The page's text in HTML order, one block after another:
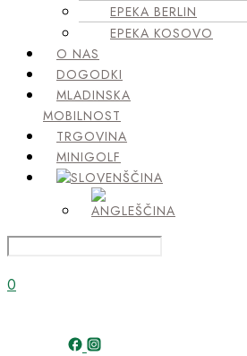
EPEKA BERLIN
EPEKA KOSOVO
O NAS
DOGODKI
MLADINSKA
MOBILNOST
TRGOVINA
MINIGOLF
0